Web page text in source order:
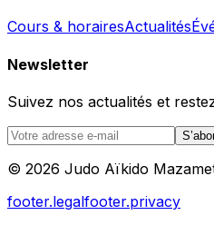
Cours & horairesActualités
Newsletter
Suivez nos actualités et
© 2026 Judo Aïkido
footer.legalfooter.privacy